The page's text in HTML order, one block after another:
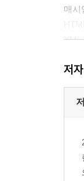
매시
XML
AJAX
웹
정
저